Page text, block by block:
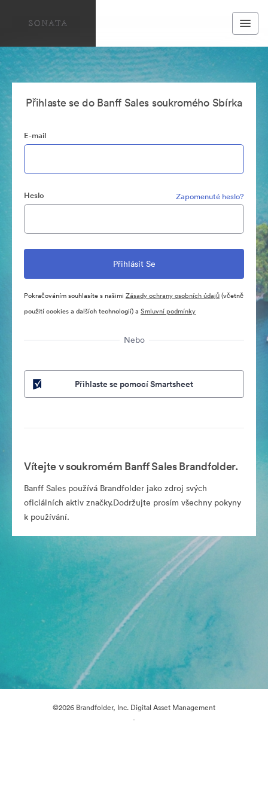
Přihlaste se do Banff Sales soukromého Sbírka
E-mail
Heslo Zapomenuté heslo?
Pokračováním souhlasíte s našimi Zásady ochrany osobních údajů(včetně
použití cookies a dalších technologií) a Smluvní podmínky
Nebo
Přihlaste se pomocí Smartsheet
Vítejte v soukromém Banff Sales Brandfolder.
Banff Sales používá Brandfolder jako zdroj svých
oficiálních aktiv značky.Dodržujte prosím všechny pokyny
k používání.
©2026 Brandfolder, Inc. Digital Asset Management
·